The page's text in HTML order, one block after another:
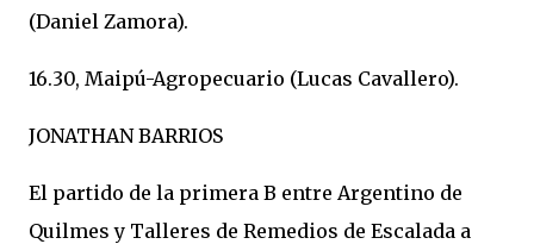
(Daniel Zamora).
16.30, Maipú-Agropecuario (Lucas Cavallero).
JONATHAN BARRIOS
El partido de la primera B entre Argentino de
Quilmes y Talleres de Remedios de Escalada a